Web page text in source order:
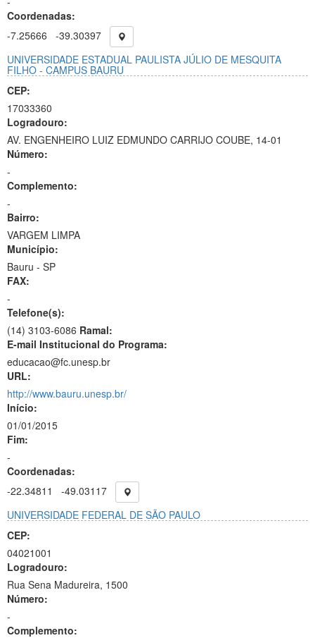
Coordenadas:
-7.25666
-39.30397
UNIVERSIDADE ESTADUAL PAULISTA JÚLIO DE MESQUITA
FILHO - CAMPUS BAURU
CEP:
17033360
Logradouro:
AV. ENGENHEIRO LUIZ EDMUNDO CARRIJO COUBE, 14-01
Número:
-
Complemento:
-
Bairro:
VARGEM LIMPA
Município:
Bauru - SP
FAX:
-
Telefone(s):
(14) 3103-6086 Ramal:
E-mail Institucional do Programa:
educacao@fc.unesp.br
URL:
http://www.bauru.unesp.br/
Início:
01/01/2015
Fim:
-
Coordenadas:
-22.34811
-49.03117
UNIVERSIDADE FEDERAL DE SÃO PAULO
CEP:
04021001
Logradouro:
Rua Sena Madureira, 1500
Número:
-
Complemento: